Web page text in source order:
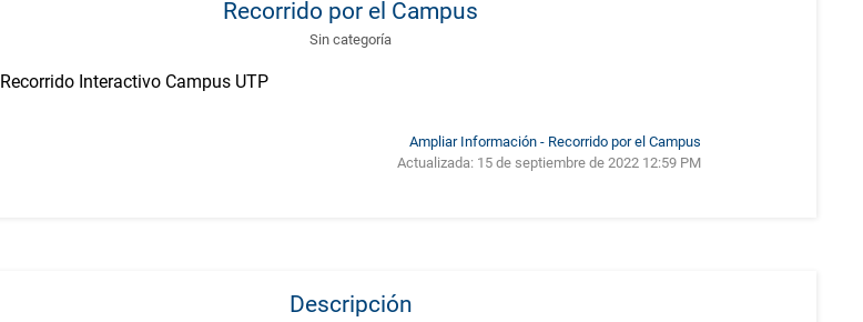
Recorrido por el Campus
Sin categoría
Recorrido Interactivo Campus UTP
Ampliar Información - Recorrido por el Campus
Actualizada: 15 de septiembre de 2022 12:59 PM
Descripción